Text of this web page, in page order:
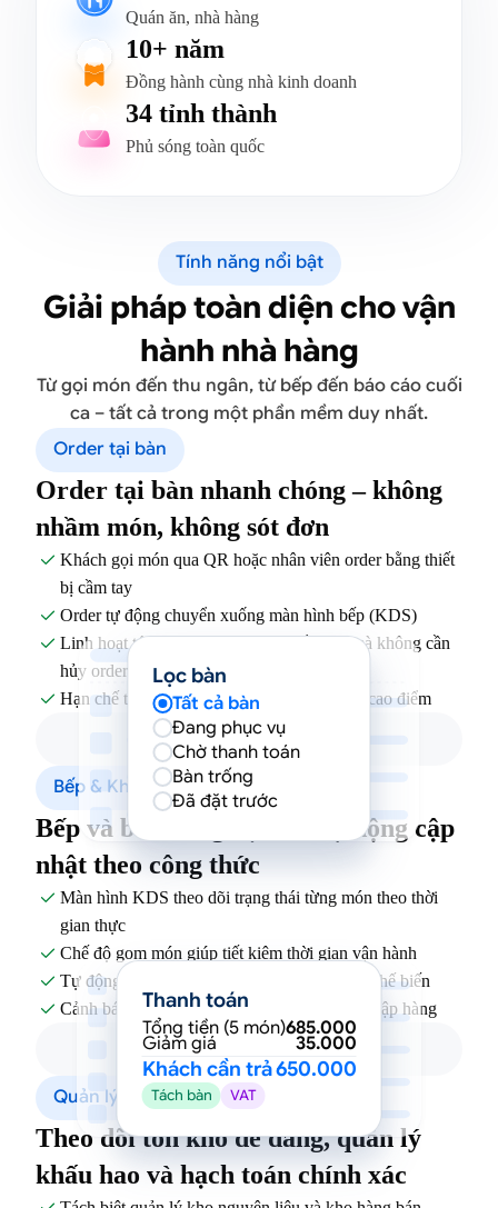
Quán ăn, nhà hàng
10+ năm
Đồng hành cùng nhà kinh doanh
34 tỉnh thành
Phủ sóng toàn quốc
Tính năng nổi bật
Giải pháp toàn diện cho vận
hành nhà hàng
Từ gọi món đến thu ngân, từ bếp đến báo cáo cuối
ca – tất cả trong một phần mềm duy nhất.
Order tại bàn
Order tại bàn nhanh chóng – không
nhầm món, không sót đơn
 Khách gọi món qua QR hoặc nhân viên order bằng thiết
bị cầm tay
 Order tự động chuyển xuống màn hình bếp (KDS)
 Linh hoạt tách bàn, gộp bàn, chuyển bàn mà không cần
hủy order
 Hạn chế thất thoát và giảm sai sót trong giờ cao điểm
Lọc bàn
Tất cả bàn
Đang phục vụ
Chờ thanh toán
Bàn trống
Đã đặt trước
Bếp & Kho đồng bộ
Bếp và bàn đồng bộ, kho tự động cập
nhật theo công thức
 Màn hình KDS theo dõi trạng thái từng món theo thời
gian thực
 Chế độ gom món giúp tiết kiệm thời gian vận hành
 Tự động trừ kho theo định lượng công thức chế biến
 Cảnh báo nguyên liệu sắp hết để chủ động nhập hàng
Thanh toán
Tổng tiền (5 món)685.000
Giảm giá 35.000
Khách cần trả650.000
Tách bàn VAT
Quản lý kho & tài sản
Theo dõi tồn kho dễ dàng, quản lý
khấu hao và hạch toán chính xác